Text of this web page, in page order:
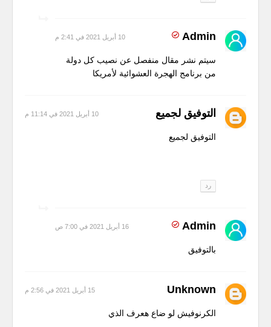
Admin 10 أبريل 2021 في 2:41 م
سيتم نشر مقال منفصل عن نصيب كل دولة
من برنامج الهجرة العشوائية لأمريكا
التوفيق لجميع 10 أبريل 2021 في 11:14 م
التوفيق لجميع
رد
Admin 16 أبريل 2021 في 7:00 ص
بالتوفيق
Unknown 15 أبريل 2021 في 2:56 م
الكرنوفيش لو ضاع هعرف الذي